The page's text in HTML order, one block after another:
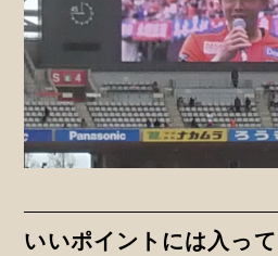
いいポイントには入って